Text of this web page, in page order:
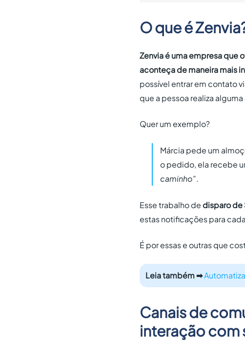
O que é
Zenvia é uma empresa que
aconteça de maneira mais
possível entrar em contato
que a pessoa realiza
Quer um exemplo?
Márcia pede um
o pedido, ela recebe
caminho”.
Esse trabalho de disparo de
estas notificações para
É por essas e outras que
Leia também ➡
Canais de
interação com